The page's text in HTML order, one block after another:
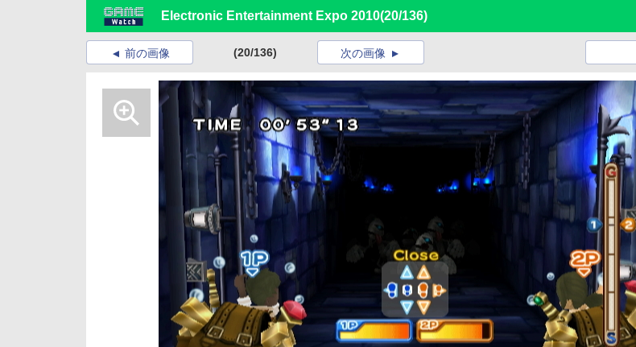
Electronic Entertainment Expo 2010(20/136)
前の画像 (20/136) 次の画像